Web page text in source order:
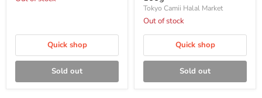
ム
Quick shop
Sold out
ボ
ー
ス
イ
ッ
Tokyo Camii Halal Market
Out of stock
Quick shop
Sold out